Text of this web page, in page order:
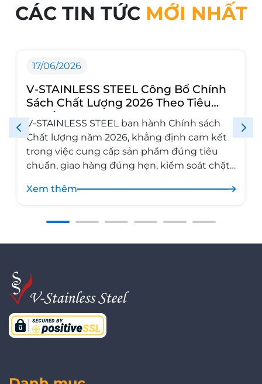
CÁC TIN TỨC MỚI NHẤT
17/06/2026
V-STAINLESS STEEL Công Bố Chính
Sách Chất Lượng 2026 Theo Tiêu
Chuẩn ISO 9001
V-STAINLESS STEEL ban hành Chính sách
Chất lượng năm 2026, khẳng định cam kết
trong việc cung cấp sản phẩm đúng tiêu
chuẩn, giao hàng đúng hẹn, kiểm soát chặt
tiến hệ thống quản lý chất lượng theo tiêu
Xem thêm